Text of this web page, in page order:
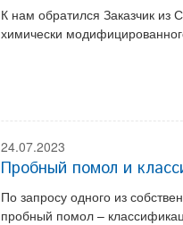
К нам обратился Заказчик из
химически
24.07.2023
Пробный помол и
По запросу одного из
пробный помол –